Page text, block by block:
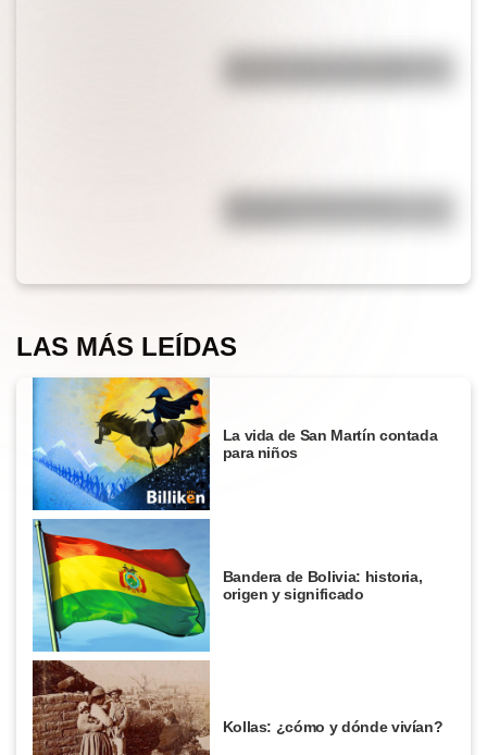
¿Es cierto que el chocolate es
¿Por qué el jabón forma
LAS MÁS LEÍDAS
La vida de San Martín contada
para niños
Bandera de Bolivia: historia,
origen y significado
Kollas: ¿cómo y dónde vivían?